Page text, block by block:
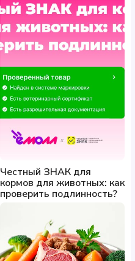
Честный ЗНАК для
кормов для животных: как
проверить подлинность?